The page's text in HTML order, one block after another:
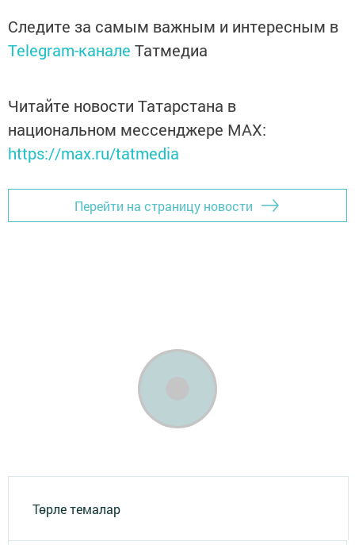
Следите за самым важным и интересным в
Telegram-канале Татмедиа
Читайте новости Татарстана в
национальном мессенджере MАХ:
https://max.ru/tatmedia
Перейти на страницу новости
Төрле темалар